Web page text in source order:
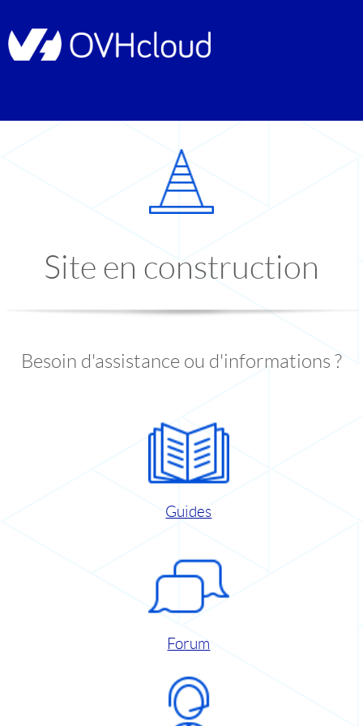
Site en construction
Besoin d'assistance ou d'informations ?
Guides
Forum